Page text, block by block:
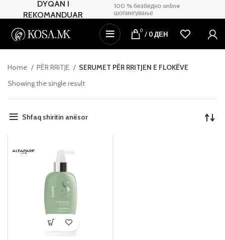
DYQAN I
REKOMANDUAR
100 % безбедно online
шопингување
0 / 0ДЕН
Home PËR RRITJE
SERUMET PËR RRITJEN E FLOKËVE
Showing the single result
Shfaq shiritin anësor